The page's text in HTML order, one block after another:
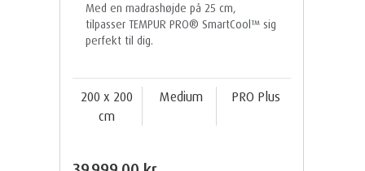
Med en madrashøjde på 25 cm,
tilpasser TEMPUR PRO® SmartCool™ sig
perfekt til dig.
200 x 200
cm
Medium PRO Plus